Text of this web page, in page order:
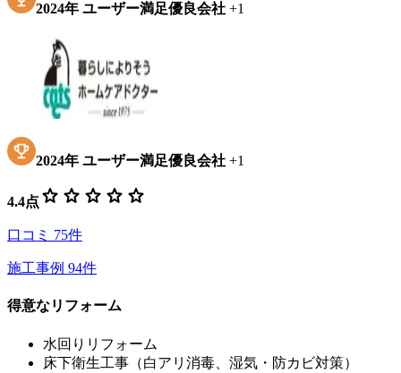
2024年 ユーザー満足優良会社 +1
2024年 ユーザー満足優良会社 +1
4.4点 star star star star star
口コミ 75件
施工事例 94件
得意なリフォーム
水回りリフォーム
床下衛生工事（白アリ消毒、湿気・防カビ対策）